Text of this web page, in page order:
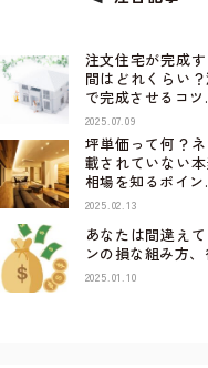
注文住宅が完成
間はどれくらい
で完成させるコ
2025.07.09
坪単価って何？
載されていない
相場を知るポイ
2025.02.13
あなたは間違え
ンの損な組み方
2025.01.10